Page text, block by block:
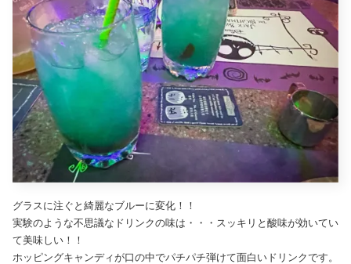
グラスに注ぐと綺麗なブルーに変化！！
実験のような不思議なドリンクの味は・・・スッキリと酸味が効いてい
て美味しい！！
ホッピングキャンディが口の中でパチパチ弾けて面白いドリンクです。